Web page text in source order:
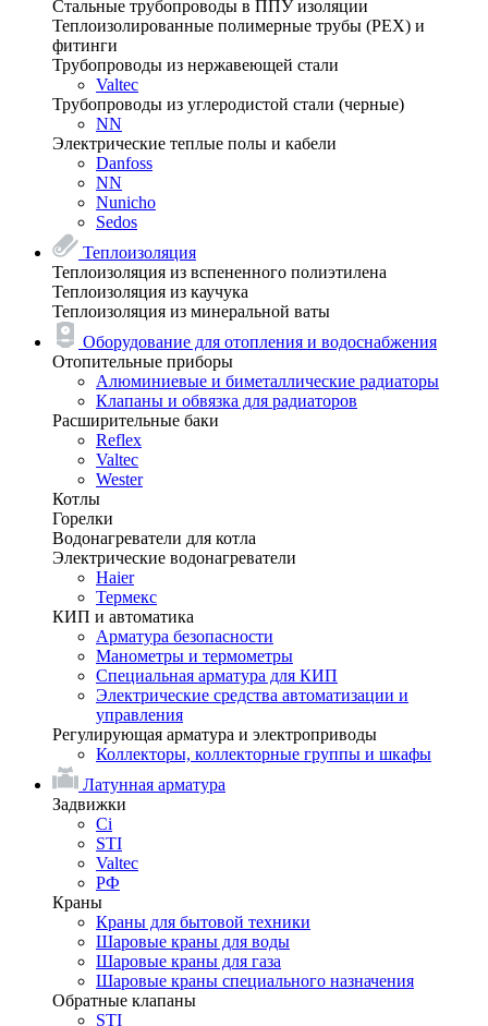
Стальные трубопроводы в ППУ изоляции
Теплоизолированные полимерные трубы (РЕХ) и
фитинги
Трубопроводы из нержавеющей стали
Valtec
Трубопроводы из углеродистой стали (черные)
NN
Электрические теплые полы и кабели
Danfoss
NN
Nunicho
Sedos
Теплоизоляция
Теплоизоляция из вспененного полиэтилена
Теплоизоляция из каучука
Теплоизоляция из минеральной ваты
Оборудование для отопления и водоснабжения
Отопительные приборы
Алюминиевые и биметаллические радиаторы
Клапаны и обвязка для радиаторов
Расширительные баки
Reflex
Valtec
Wester
Котлы
Горелки
Водонагреватели для котла
Электрические водонагреватели
Haier
Термекс
КИП и автоматика
Арматура безопасности
Манометры и термометры
Специальная арматура для КИП
Электрические средства автоматизации и
управления
Регулирующая арматура и электроприводы
Коллекторы, коллекторные группы и шкафы
Латунная арматура
Задвижки
Ci
STI
Valtec
РФ
Краны
Краны для бытовой техники
Шаровые краны для воды
Шаровые краны для газа
Шаровые краны специального назначения
Обратные клапаны
STI